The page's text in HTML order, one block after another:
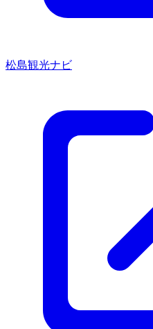
松島観光ナビ